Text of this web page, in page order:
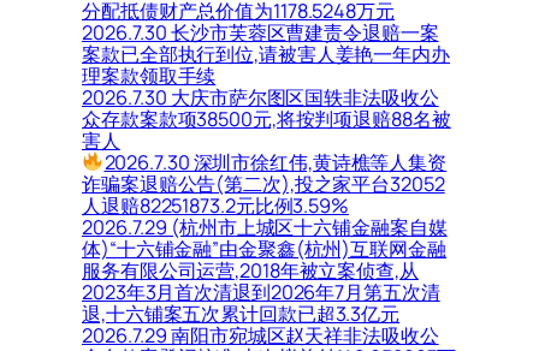
分配抵债财产总价值为1178.5248万元
2026.7.30 长沙市芙蓉区曹建责令退赔一案
案款已全部执行到位,请被害人姜艳一年内办
理案款领取手续
2026.7.30 大庆市萨尔图区国轶非法吸收公
众存款案款项38500元,将按判项退赔88名被
害人
2026.7.30 深圳市徐红伟,黄诗樵等人集资
诈骗案退赔公告(第二次),投之家平台32052
人退赔82251873.2元比例3.59%
2026.7.29 (杭州市上城区十六铺金融案自媒
体)“十六铺金融”由金聚鑫(杭州)互联网金融
服务有限公司运营,2018年被立案侦查,从
2023年3月首次清退到2026年7月第五次清
退,十六铺案五次累计回款已超3.3亿元
2026.7.29 南阳市宛城区赵天祥非法吸收公